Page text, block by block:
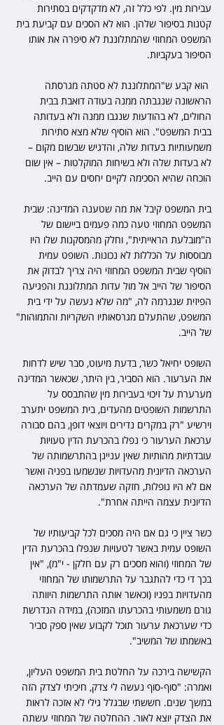
עבירות מין. לפי כלל זה, לא מדקדקים בסתירות
קטנות בסיפור שלהן. הוא לא הסכים עם קביעת בית
המשפט המחוזי שהמתלוננת לא סיפרה את אותו
הסיפור בעקביות.
הוא קבע ש"המתלוננת לא סטתה מגרסתה
הראשונה שנגבתה ממנה בעודה דואבת בבית
החולים, לא בהודעות שנגבו ממנה ולא בעדותה
בבית המשפט". הוא הוסיף שלא מצא סתירות
משמעותיות בעדות שלה, והדגיש שבשום מקום –
לא בעדות שלה ולא בשיחות המוקלטות – אין שום
הוכחה שהיא הסכימה לקיים יחסים עם הייב.
בית המשפט קיבל את מה שטענה המדינה: שבית
המשפט המחוזי טעה כמה פעמים ביישום של
ה"מובלעת הראייתית", וחלק מהמסקנות שלו היו
מבוססות על הכללות לא נכונות. השופט עמית
הוסיף שבית המשפט המחוזי היה צריך לבדוק את
הסיפור של הייב אל מול עדות המתלוננת והפגיעה
הפיזית שנגרמה לה, "מה שלא נעשה על ידי בית
המשפט, שהתעלם מגרסאותיו השקריות והתמוהות"
של הייב.
השופט יחיאל כשר, בדעת מיעוט, סבר שיש לדחות
את הערעור. הוא הסביר, בין היתר, שכאשר המדינה
מערערת על זיכוי בעבירות מין שהתבסס על
התרשמות השופטים מהעדים, בית המשפט יתערב
וירשיע "רק במקרים נדירים ויוצאי דופן, בהם סבורה
ערכאת הערעור כי נפלו בהכרעת הדין טעויות
עובדתיות מהותיות שאין עניינן בהתרשמותה של
הערכאה הדיונית מהעדויות שנשמעו בפניה ואשר
אם לא היו נופלות, חזקה שעמדתה של הערכאה
הדיונית עצמה הייתה אחרת".
כשר ציין כי גם אם היה מסכים לכל קביעותיו של
השופט עמית באשר לטעויות שנפלו בהכרעת הדין
של המחוזי (והוא מסכים רק עם חלקן - י"מ), "אין
בכך די כדי להתגבר על התרשמותו של המחוזי
מהעדויות בפניו (וכאשר אותה התרשמות היוותה
גורם משמעותי בהכרעתו המזכה), במידה הנדרשת
כדי שערכאת ערעור תוכל לקבוע שאין ספק סביר
באשמתו של המשיב".
הקשישה בירכה על החלטת בית המשפט העליון,
ואמרה: "סוף-סוף נעשה לי צדק, חיכיתי לצדק הזה
במשך שנים. חששתי שבגלל גילי לא אזכה לראות
את הצדק יוצא לאור. ההחלטה של המחוזי עשתה